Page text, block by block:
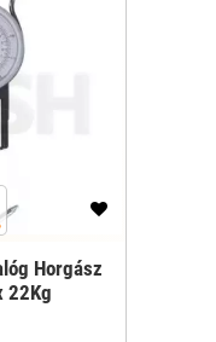
Horgász
22Kg